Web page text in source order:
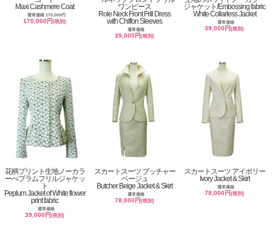
Maxi Cashmere Coat
通常価格 170,000円
170,000円(税別)
ワンピース
Role Neck Front Frill Dress
with Chiffon Sleeves
通常価格
39,000円(税別)
ジャケット/Embossing fabric
White Collarless Jacket
通常価格
39,000円(税別)
花柄プリント生地ノーカラ
ーぺプラムフリルジャケッ
ト
Peplum Jacket of White flower
print fabric
通常価格
39,000円(税別)
スカートスーツ ブッチャー
ベージュ
Butcher Beige Jacket & Skirt
通常価格
78,000円(税別)
スカートスーツ アイボリー
Ivory Jacket & Skirt
通常価格
78,000円(税別)